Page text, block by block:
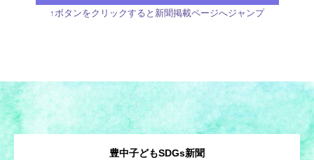
↑ボタンをクリックすると新聞掲載ページへジャンプ
豊中子どもSDGs新聞